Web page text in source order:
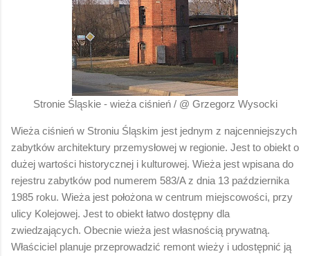
Stronie Śląskie - wieża ciśnień / @ Grzegorz Wysocki
Wieża ciśnień w Stroniu Śląskim jest jednym z najcenniejszych
zabytków architektury przemysłowej w regionie. Jest to obiekt o
dużej wartości historycznej i kulturowej. Wieża jest wpisana do
rejestru zabytków pod numerem 583/A z dnia 13 października
1985 roku. Wieża jest położona w centrum miejscowości, przy
ulicy Kolejowej. Jest to obiekt łatwo dostępny dla
zwiedzających. Obecnie wieża jest własnością prywatną.
Właściciel planuje przeprowadzić remont wieży i udostępnić ją